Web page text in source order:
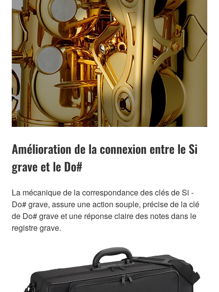
Amélioration de la connexion entre le Si
grave et le Do#
La mécanique de la correspondance des clés de Si -
Do# grave, assure une action souple, précise de la clé
de Do# grave et une réponse claire des notes dans le
registre grave.